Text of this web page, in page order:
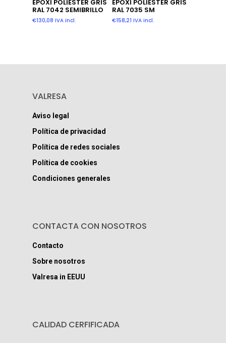
EPOXI POLIESTER GRIS
RAL 7042 SEMIBRILLO
€130,08 IVA incl.
EPOXI POLIESTER GRIS
RAL 7035 SM
€158,21 IVA incl.
VALRESA
Aviso legal
Política de privacidad
Política de redes sociales
Política de cookies
Condiciones generales
CONTACTA CON NOSOTROS
Contacto
Sobre nosotros
Valresa in EEUU
CALIDAD CERFIFICADA